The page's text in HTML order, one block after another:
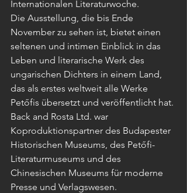
Internationalen Literaturwoche.
Die Ausstellung, die bis Ende
November zu sehen ist, bietet einen
seltenen und intimen Einblick in das
Leben und literarische Werk des
ungarischen Dichters in einem Land,
das als erstes weltweit alle Werke
Petőfis übersetzt und veröffentlicht hat.
Back and Rosta Ltd. war
Koproduktionspartner des Budapester
Historischen Museums, des Petőfi-
Literaturmuseums und des
Chinesischen Museums für moderne
Presse und Verlagswesen.